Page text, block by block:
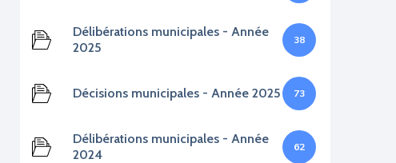
Délibérations municipales - Année
2025
38
Décisions municipales - Année 2025 73
Délibérations municipales - Année
2024
62